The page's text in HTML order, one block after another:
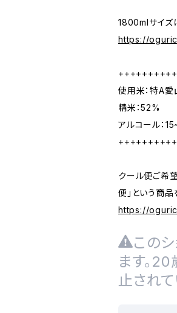
1800mlサイズ
https://
使用米：特A
精米：52%
アルコール：
クール便ご希
便」という商品
https://
この
ます。
止されて